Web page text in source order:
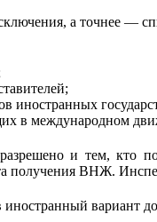
а точнее —
иностранных
в международном
и тем, кто
получения ВНЖ.
вариант